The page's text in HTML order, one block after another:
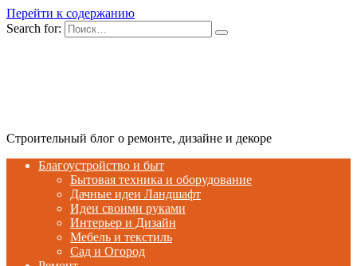
Перейти к содержанию
Search for:
Строительный блог о ремонте, дизайне и декоре
Благоустройство и быт
Бытовая техника и оборудование
Дачные идеи Ландшафт
Идеи своими руками
Интерьер и Дизайн
Мебель и текстиль
Сад и Огород